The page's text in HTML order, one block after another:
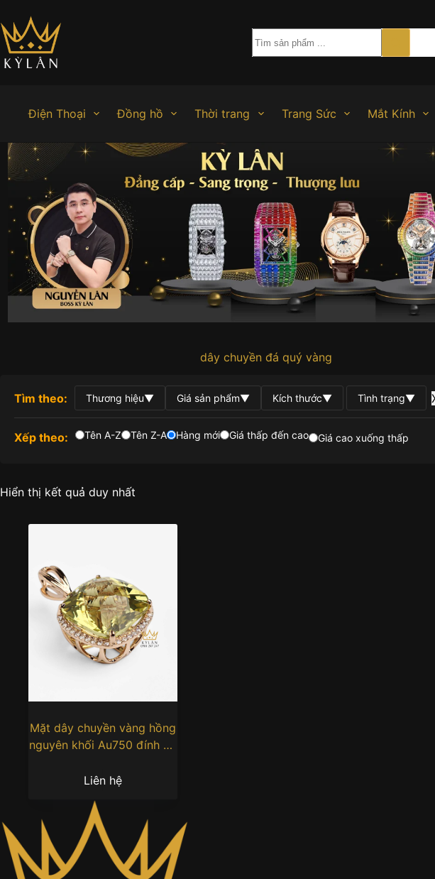
đến
phần
nội
dung
Điện Thoại Đồng hồ Thời trang Trang Sức Mắt Kính
dây chuyền đá quý vàng
Tìm theo: Thương hiệu▼ Giá sản phẩm▼ Kích thước▼ Tình trạng▼
Xếp theo: Tên A-Z Tên Z-A Hàng mới Giá thấp đến cao Giá cao xuống thấp
Hiển thị kết quả duy nhất
Mặt dây chuyền vàng hồng
nguyên khối Au750 đính đá
Liên hệ